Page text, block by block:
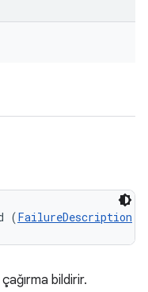
(FailureDescription
bildirir.